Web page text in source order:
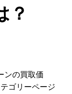
？
ンの買取価
ゴリーページ